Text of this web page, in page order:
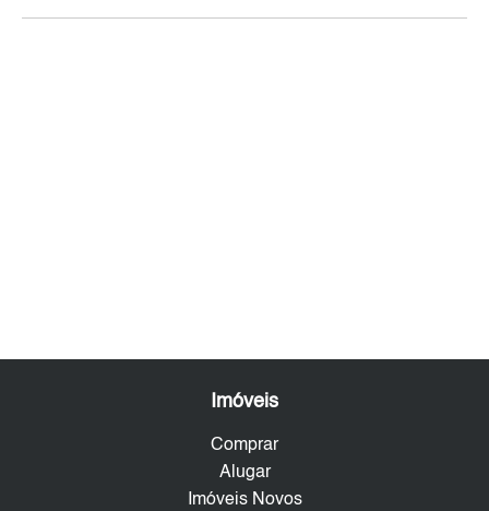
Imóveis
Comprar
Alugar
Imóveis Novos